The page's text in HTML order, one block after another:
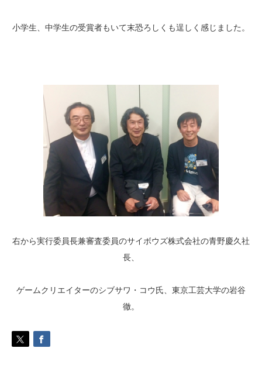
小学生、中学生の受賞者もいて末恐ろしくも逞しく感じました。
右から実行委員長兼審査委員のサイボウズ株式会社の青野慶久社
長、
ゲームクリエイターのシブサワ・コウ氏、東京工芸大学の岩谷
徹。